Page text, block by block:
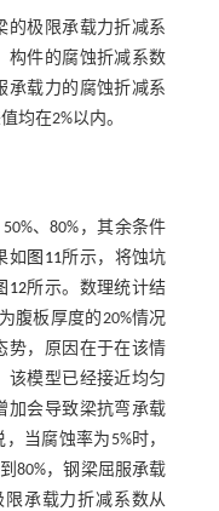
的极限承载力折减系
构件的腐蚀折减系数
承载力的腐蚀折减系
均在2%以内。
、80%，其余条件
如 图11所示，将蚀坑
12所示。数理统计结
腹板厚度的20%情况
势，原因在于在该情
该模型已经接近均匀
加会导致梁抗弯承载
当腐蚀率为5%时，
80%，钢梁屈服承载
限承载力折减系数从